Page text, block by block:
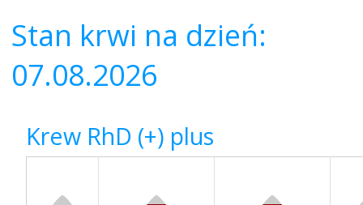
RCKiK
Stan krwi na dzień:
07.08.2026
Krew RhD (+) plus